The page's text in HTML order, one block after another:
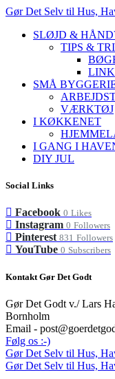
Gør Det Selv til Hus,
SLØJD &
TIPS &
SMÅ
VÆRKTØJ
I KØKKENET
I GANG I
DIY JUL
Social Links
Facebook 0 Likes
Instagram 0 Followers
Pinterest 831 Followers
YouTube 0 Subscribers
Kontakt Gør Det Godt
Gør Det Godt v./ Lars
Bornholm
Email -
Følg os :-)
Gør Det Selv til Hus,
Gør Det Selv til Hus,